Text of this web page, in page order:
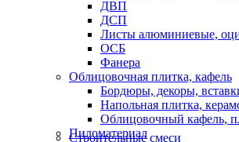
ДВП
ДСП
Листы алюминиевые,
ОСБ
Фанера
Облицовочная плитка, кафель
Бордюры, декоры,
Напольная плитка,
Облицовочный кафель,
Пиломатериал
Строительные смеси